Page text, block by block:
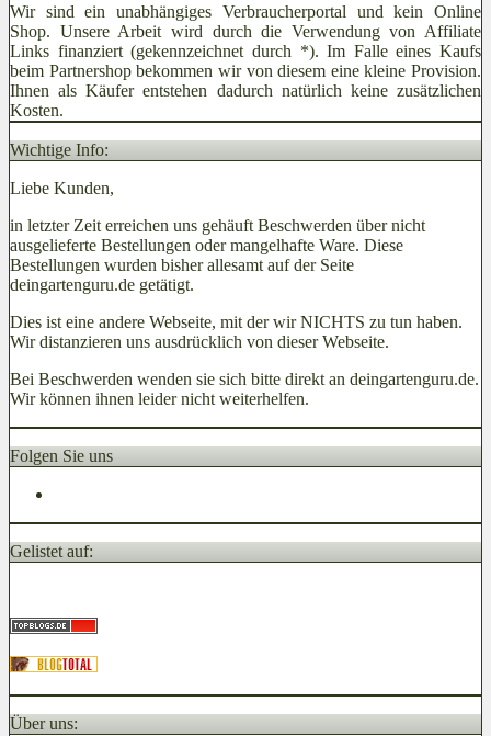
Wir sind ein unabhängiges Verbraucherportal und kein Online
Shop. Unsere Arbeit wird durch die Verwendung von Affiliate
Links finanziert (gekennzeichnet durch *). Im Falle eines Kaufs
beim Partnershop bekommen wir von diesem eine kleine Provision.
Ihnen als Käufer entstehen dadurch natürlich keine zusätzlichen
Kosten.
Wichtige Info:
Liebe Kunden,
in letzter Zeit erreichen uns gehäuft Beschwerden über nicht
ausgelieferte Bestellungen oder mangelhafte Ware. Diese
Bestellungen wurden bisher allesamt auf der Seite
deingartenguru.de getätigt.
Dies ist eine andere Webseite, mit der wir NICHTS zu tun haben.
Wir distanzieren uns ausdrücklich von dieser Webseite.
Bei Beschwerden wenden sie sich bitte direkt an deingartenguru.de.
Wir können ihnen leider nicht weiterhelfen.
Folgen Sie uns
Gelistet auf:
Über uns: